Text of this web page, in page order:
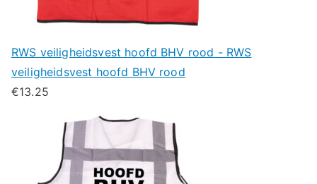
RWS veiligheidsvest hoofd BHV rood - RWS
veiligheidsvest hoofd BHV rood
€13.25